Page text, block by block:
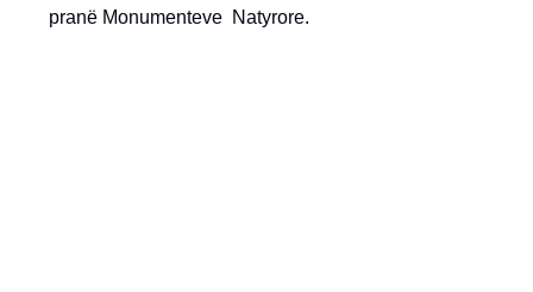
pranë Monumenteve Natyrore.